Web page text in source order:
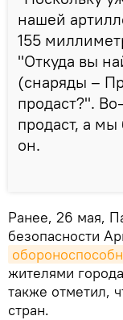
нашей
155
"Откуда вы
(снаряды –
продаст?".
продаст, а мы
он.
Ранее, 26 мая,
безопасности
жителями
также отметил,
стран.